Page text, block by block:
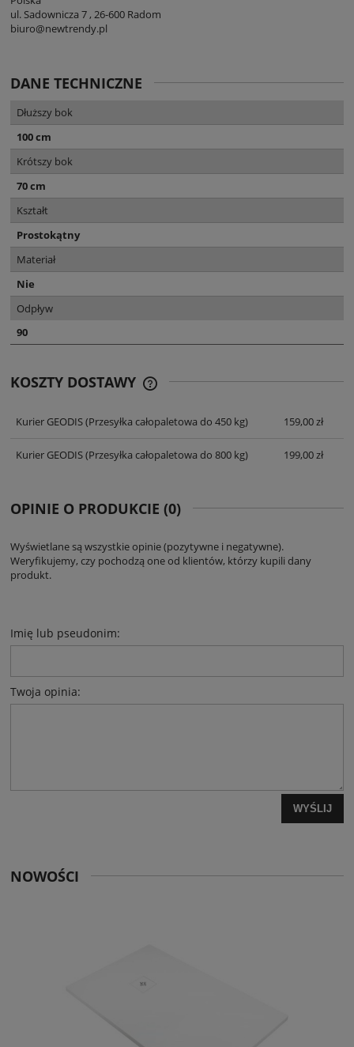
ul. Sadownicza 7 , 26-600 Radom
biuro@newtrendy.pl
DANE TECHNICZNE
Dłuższy bok
100 cm
Krótszy bok
70 cm
Kształt
Prostokątny
Materiał
Nie
Odpływ
90
KOSZTY DOSTAWY
Kurier GEODIS(Przesyłka całopaletowa do 450 kg) 159,00 zł
Kurier GEODIS(Przesyłka całopaletowa do 800 kg) 199,00 zł
OPINIE O PRODUKCIE (0)
Wyświetlane są wszystkie opinie (pozytywne i negatywne).
Weryfikujemy, czy pochodzą one od klientów, którzy kupili dany
produkt.
Imię lub pseudonim:
Twoja opinia:
WYŚLIJ
NOWOŚCI